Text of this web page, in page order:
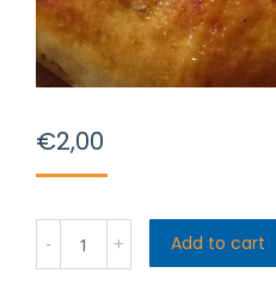
€2,00
Pizzetta
Classica
Add to cart